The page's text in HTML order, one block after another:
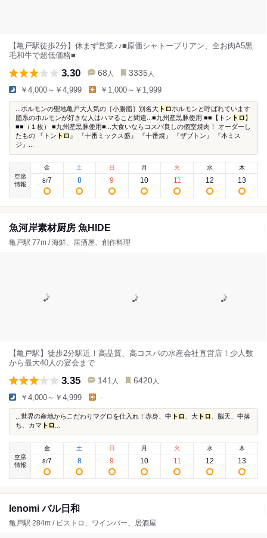
【亀戸駅徒歩2分】休まず営業♪♪■原価シャトーブリアン、全お肉A5黒
毛和牛で超低価格■
3.30 68 人 3335 人
￥4,000～￥4,999 ￥1,000～￥1,999
...ホルモンの聖地亀戸大人気の［小腸脂］別名大 トロホルモンと呼ばれています
脂系のホルモンが好きな人はハマること間違...■九州産黒豚使用 ■■【トン トロ 】
■■（１枚） ■九州産黒豚使用■...大食いならコスパ良しの個室焼肉！ オーダーし
たもの 『トン トロ 』 『十番ミックス盛』 『十番焼』 『ザブトン』 『本ミス
ジ』...
空席
情報
金
8/7
土
8
日
9
月
10
火
11
水
12
木
13
魚河岸素材厨房 魚HIDE
亀戸駅 77m / 海鮮、居酒屋、創作料理
【亀戸駅】徒歩2分駅近！高品質、高コスパの水産会社直営店！少人数
から最大40人の宴会まで
3.35 141 人 6420 人
￥4,000～￥4,999 -
...世界の産地からこだわりマグロを仕入れ！赤身、中 トロ 、大 トロ 、脳天、中落
ち、カマ トロ
空席
情報
金
8/7
土
8
日
9
月
10
火
11
水
12
木
13
Ienomi バル日和
亀戸駅 284m / ビストロ、ワインバー、居酒屋